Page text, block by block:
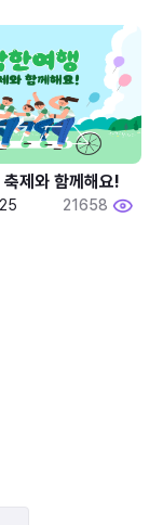
제와 함께해요!
21658